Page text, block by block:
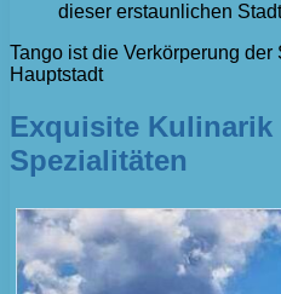
dieser erstaunlichen
Tango ist die Verkörperung
Hauptstadt
Exquisite
Spezialitäten